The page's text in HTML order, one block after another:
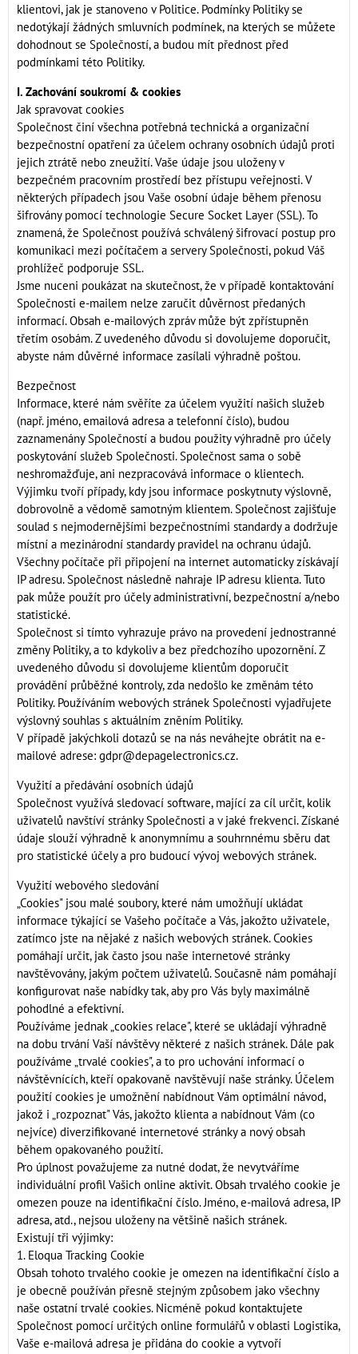
klientovi, jak je stanoveno v Politice. Podmínky Politiky se
nedotýkají žádných smluvních podmínek, na kterých se můžete
dohodnout se Společností, a budou mít přednost před
podmínkami této Politiky.
I. Zachování soukromí & cookies
Jak spravovat cookies
Společnost činí všechna potřebná technická a organizační
bezpečnostní opatření za účelem ochrany osobních údajů proti
jejich ztrátě nebo zneužití. Vaše údaje jsou uloženy v
bezpečném pracovním prostředí bez přístupu veřejnosti. V
některých případech jsou Vaše osobní údaje během přenosu
šifrovány pomocí technologie Secure Socket Layer (SSL). To
znamená, že Společnost používá schválený šifrovací postup pro
komunikaci mezi počítačem a servery Společnosti, pokud Váš
prohlížeč podporuje SSL.
Jsme nuceni poukázat na skutečnost, že v případě kontaktování
Společnosti e-mailem nelze zaručit důvěrnost předaných
informací. Obsah e-mailových zpráv může být zpřístupněn
třetím osobám. Z uvedeného důvodu si dovolujeme doporučit,
abyste nám důvěrné informace zasílali výhradně poštou.
Bezpečnost
Informace, které nám svěříte za účelem využití našich služeb
(např. jméno, emailová adresa a telefonní číslo), budou
zaznamenány Společností a budou použity výhradně pro účely
poskytování služeb Společnosti. Společnost sama o sobě
neshromažďuje, ani nezpracovává informace o klientech.
Výjimku tvoří případy, kdy jsou informace poskytnuty výslovně,
dobrovolně a vědomě samotným klientem. Společnost zajišťuje
soulad s nejmodernějšími bezpečnostními standardy a dodržuje
místní a mezinárodní standardy pravidel na ochranu údajů.
Všechny počítače při připojení na internet automaticky získávají
IP adresu. Společnost následně nahraje IP adresu klienta. Tuto
pak může použít pro účely administrativní, bezpečnostní a/nebo
statistické.
Společnost si tímto vyhrazuje právo na provedení jednostranné
změny Politiky, a to kdykoliv a bez předchozího upozornění. Z
uvedeného důvodu si dovolujeme klientům doporučit
provádění průběžné kontroly, zda nedošlo ke změnám této
Politiky. Používáním webových stránek Společnosti vyjadřujete
výslovný souhlas s aktuálním zněním Politiky.
V případě jakýchkoli dotazů se na nás neváhejte obrátit na e-
mailové adrese: gdpr@depagelectronics.cz.
Využití a předávání osobních údajů
Společnost využívá sledovací software, mající za cíl určit, kolik
uživatelů navštíví stránky Společnosti a v jaké frekvenci. Získané
údaje slouží výhradně k anonymnímu a souhrnnému sběru dat
pro statistické účely a pro budoucí vývoj webových stránek.
Využití webového sledování
„Cookies" jsou malé soubory, které nám umožňují ukládat
informace týkající se Vašeho počítače a Vás, jakožto uživatele,
zatímco jste na nějaké z našich webových stránek. Cookies
pomáhají určit, jak často jsou naše internetové stránky
navštěvovány, jakým počtem uživatelů. Současně nám pomáhají
konfigurovat naše nabídky tak, aby pro Vás byly maximálně
pohodlné a efektivní.
Používáme jednak „cookies relace", které se ukládají výhradně
na dobu trvání Vaší návštěvy některé z našich stránek. Dále pak
používáme „trvalé cookies", a to pro uchování informací o
návštěvnících, kteří opakovaně navštěvují naše stránky. Účelem
použití cookies je umožnění nabídnout Vám optimální návod,
jakož i „rozpoznat" Vás, jakožto klienta a nabídnout Vám (co
nejvíce) diverzifikované internetové stránky a nový obsah
během opakovaného použití.
Pro úplnost považujeme za nutné dodat, že nevytváříme
individuální profil Vašich online aktivit. Obsah trvalého cookie je
omezen pouze na identifikační číslo. Jméno, e-mailová adresa, IP
adresa, atd., nejsou uloženy na většině našich stránek.
Existují tři výjimky:
1. Eloqua Tracking Cookie
Obsah tohoto trvalého cookie je omezen na identifikační číslo a
je obecně používán přesně stejným způsobem jako všechny
naše ostatní trvalé cookies. Nicméně pokud kontaktujete
Společnost pomocí určitých online formulářů v oblasti Logistika,
Vaše e-mailová adresa je přidána do cookie a vytvoří